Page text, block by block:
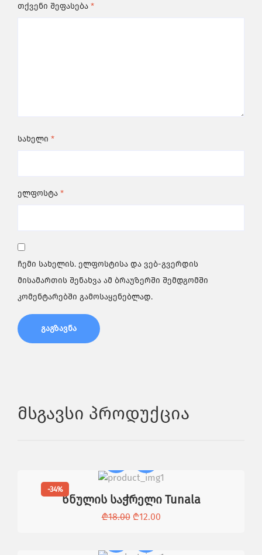
თქვენი შეფასება *
სახელი *
ელფოსტა *
ჩემი სახელის. ელფოსტისა და ვებ-გვერდის
მისამართის შენახვა ამ ბრაუზერში შემდგომში
კომენტარებში გამოსაყენებლად.
Მსგავსი Პროდუქცია
-34%
წნულის საჭრელი Tunala
₾18.00 ₾12.00